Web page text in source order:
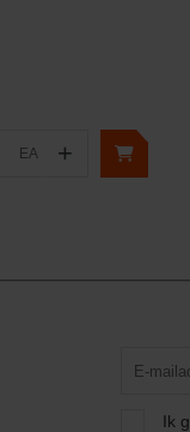
EA +
Ik